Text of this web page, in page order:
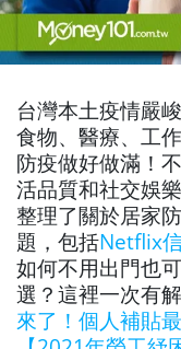
台灣本土疫情嚴
食物、醫療、工
防疫做好做滿！
活品質和社交娛樂
整理了關於居家
題，包括Netflix
如何不用出門也
選？這裡一次有解
來了！個人補貼